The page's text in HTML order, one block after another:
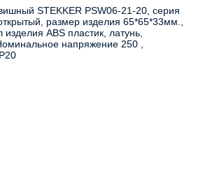
STEKKER PSW06-21-20, серия
размер изделия 65*65*33мм.,
ABS пластик, латунь,
напряжение 250 ,